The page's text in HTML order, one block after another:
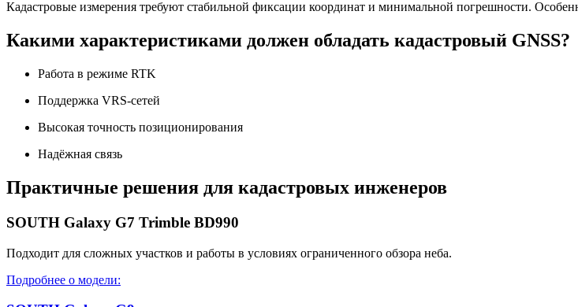
Кадастровые измерения требуют стабильной фиксации координат и минимальной погрешности.
Какими характеристиками должен обладать кадастровый GNSS?
Работа в режиме RTK
Поддержка VRS-сетей
Высокая точность позиционирования
Надёжная связь
Практичные решения для кадастровых инженеров
SOUTH Galaxy G7 Trimble BD990
Подходит для сложных участков и работы в условиях ограниченного обзора неба.
Подробнее о модели: